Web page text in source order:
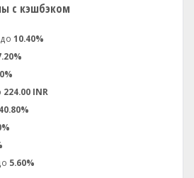
с кэшбэком
10.40%
224.00 INR
40.80%
5.60%